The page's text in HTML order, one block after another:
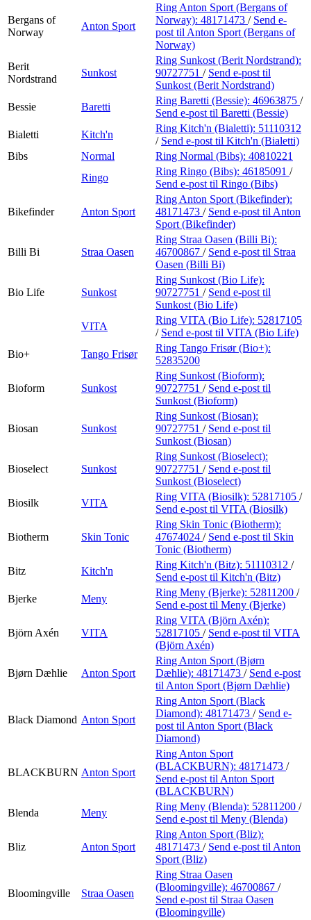
Bergans of
Norway
Anton Sport
Ring Anton Sport (Bergans of
Norway): 48171473 / Send e-
post til Anton Sport (Bergans of
Norway)
Berit
Nordstrand
Sunkost
Ring Sunkost (Berit Nordstrand):
90727751 / Send e-post til
Sunkost (Berit Nordstrand)
Bessie
Baretti
Ring Baretti (Bessie): 46963875 /
Send e-post til Baretti (Bessie)
Bialetti
Kitch'n
Ring Kitch'n (Bialetti): 51110312
/ Send e-post til Kitch'n (Bialetti)
Bibs
Normal Ring Normal (Bibs): 40810221
Ringo
Ring Ringo (Bibs): 46185091 /
Send e-post til Ringo (Bibs)
Bikefinder Anton Sport
Ring Anton Sport (Bikefinder):
48171473 / Send e-post til Anton
Sport (Bikefinder)
Billi Bi Straa Oasen
Ring Straa Oasen (Billi Bi):
46700867 / Send e-post til Straa
Oasen (Billi Bi)
Bio Life Sunkost
Ring Sunkost (Bio Life):
90727751 / Send e-post til
Sunkost (Bio Life)
VITA
Ring VITA (Bio Life): 52817105
/ Send e-post til VITA (Bio Life)
Bio+
Tango Frisør
Ring Tango Frisør (Bio+):
52835200
Bioform Sunkost
Ring Sunkost (Bioform):
90727751 / Send e-post til
Sunkost (Bioform)
Biosan Sunkost
Ring Sunkost (Biosan):
90727751 / Send e-post til
Sunkost (Biosan)
Bioselect Sunkost
Ring Sunkost (Bioselect):
90727751 / Send e-post til
Sunkost (Bioselect)
Biosilk
VITA
Ring VITA (Biosilk): 52817105 /
Send e-post til VITA (Biosilk)
Biotherm Skin Tonic
Ring Skin Tonic (Biotherm):
47674024 / Send e-post til Skin
Tonic (Biotherm)
Bitz
Kitch'n
Ring Kitch'n (Bitz): 51110312 /
Send e-post til Kitch'n (Bitz)
Bjerke
Meny
Ring Meny (Bjerke): 52811200 /
Send e-post til Meny (Bjerke)
Björn Axén VITA
Ring VITA (Björn Axén):
52817105 / Send e-post til VITA
(Björn Axén)
Bjørn Dæhlie Anton Sport
Ring Anton Sport (Bjørn
Dæhlie): 48171473 / Send e-post
til Anton Sport (Bjørn Dæhlie)
Black Diamond Anton Sport
Ring Anton Sport (Black
Diamond): 48171473 / Send e-
post til Anton Sport (Black
Diamond)
BLACKBURN Anton Sport
Ring Anton Sport
(BLACKBURN): 48171473 /
Send e-post til Anton Sport
(BLACKBURN)
Blenda
Meny
Ring Meny (Blenda): 52811200 /
Send e-post til Meny (Blenda)
Bliz Anton Sport
Ring Anton Sport (Bliz):
48171473 / Send e-post til Anton
Sport (Bliz)
Bloomingville Straa Oasen
Ring Straa Oasen
(Bloomingville): 46700867 /
Send e-post til Straa Oasen
(Bloomingville)